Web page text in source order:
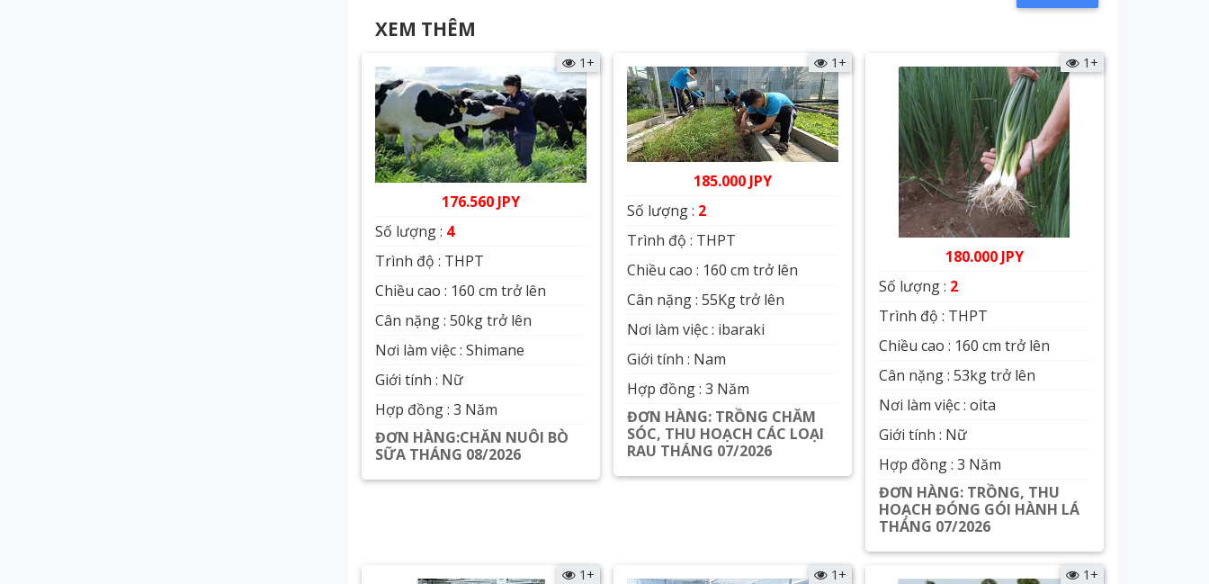
XEM THÊM
1+
176.560 JPY
Số lượng : 4
Trình độ : THPT
Chiều cao : 160 cm trở lên
Cân nặng : 50kg trở lên
Nơi làm việc : Shimane
Giới tính : Nữ
Hợp đồng : 3 Năm
ĐƠN HÀNG:CHĂN NUÔI BÒ
SỮA THÁNG 08/2026
Xem chi tiết
1+
185.000 JPY
Số lượng : 2
Trình độ : THPT
Chiều cao : 160 cm trở lên
Cân nặng : 55Kg trở lên
Nơi làm việc : ibaraki
Giới tính : Nam
Hợp đồng : 3 Năm
ĐƠN HÀNG: TRỒNG CHĂM
SÓC, THU HOẠCH CÁC LOẠI
RAU THÁNG 07/2026
Xem chi tiết
1+
180.000 JPY
Số lượng : 2
Trình độ : THPT
Chiều cao : 160 cm trở lên
Cân nặng : 53kg trở lên
Nơi làm việc : oita
Giới tính : Nữ
Hợp đồng : 3 Năm
ĐƠN HÀNG: TRỒNG, THU
HOẠCH ĐÓNG GÓI HÀNH LÁ
THÁNG 07/2026
Xem chi tiết
1+
1+ 1+